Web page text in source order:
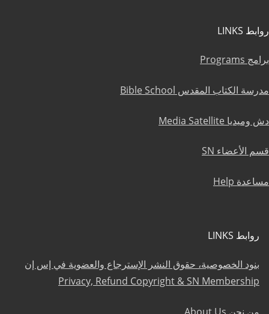
روابط LINKS
برامج Programs
مدرسة الكتاب المقدس Bible School
دش وميديا Media Satellite
قسم الأعضاء SN
مساعدة Help
روابط LINKS
بنود الخصوصية، حقوق النشر الإسترجاع والعضوية في إس إن
Privacy, Refund Copyright & SN Membership
من نحن About Us